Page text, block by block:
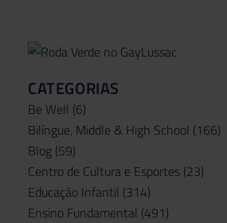
CATEGORIAS
Be Well (6)
Bilíngue, Middle & High School (166)
Blog (59)
Centro de Cultura e Esportes (23)
Educação Infantil (314)
Ensino Fundamental (491)